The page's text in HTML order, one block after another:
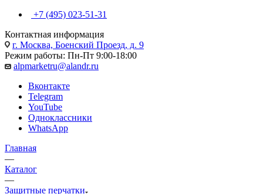
+7 (495) 023-51-31
Контактная информация
г. Москва, Боенский Проезд, д. 9
Режим работы: Пн-Пт 9:00-18:00
alpmarketru@alandr.ru
Вконтакте
Telegram
YouTube
Одноклассники
WhatsApp
Главная
—
Каталог
—
Защитные перчатки